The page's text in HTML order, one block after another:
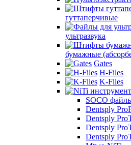
гуттаперчивые
ультразвука
бумажные
Gates
H-Files
K-Files
SOCO
Dentsply
Dentsply
Dentsply
Dentsply